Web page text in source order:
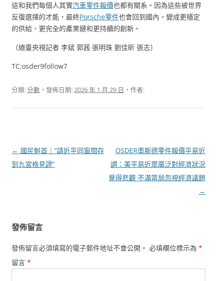
這和我們每個人其實汽車零件報價也都有關系。因為這些被世界
反復選擇的才能，最終Porsche零件也會回到國內，變成更穩定
的供給、更完全的產業鏈和更持續的創新。
（總臺央視記者 李斌 郭茜 張明珠 劉佳昕 張志）
TC:osder9follow7
分類:分數 ，發佈日期:2026 年 1 月 29 日 ，作者:
文
章
← 國民魁首｜“請近平同窗閱存
到九宮格見證”
OSDER奧斯德零件報價平易近
調：美平易近眾廣泛對經濟狀況
覺得悲觀 不滿當局忽視經濟議題
→
發佈留言
發佈留言必須填寫的電子郵件地址不會公開。 必填欄位標示為 *
留言 *